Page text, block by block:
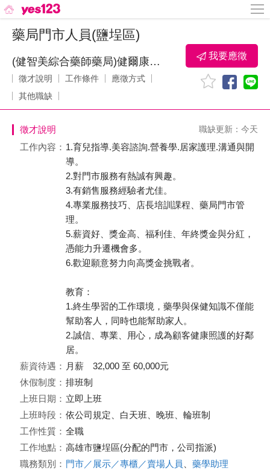
藥局門市人員(鹽埕區)
(健智美綜合藥師藥局)健爾康生活事業股份有限公司
徵才說明 工作條件
應徵方式
其他職缺
我要應徵
徵才說明 職缺更新：今天
工作內容： 1.育兒指導.美容諮詢.營養學.居家護理.溝通與開
導。
2.對門市服務有熱誠有興趣。
3.有銷售服務經驗者尤佳。
4.專業服務技巧、店長培訓課程、藥局門市管
理。
5.薪資好、獎金高、福利佳、年終獎金與分紅，
憑能力升遷機會多。
6.歡迎願意努力向高獎金挑戰者。
教育：
1.終生學習的工作環境，藥學與保健知識不僅能
幫助客人，同時也能幫助家人。
2.誠信、專業、用心，成為顧客健康照護的好鄰
居。
薪資待遇： 月薪 32,000 至 60,000元
休假制度： 排班制
上班日期： 立即上班
上班時段： 依公司規定、白天班、晚班、輪班制
工作性質： 全職
工作地點： 高雄市鹽埕區(分配的門市，公司指派)
職務類別： 門市／展示／專櫃／賣場人員
藥學助理